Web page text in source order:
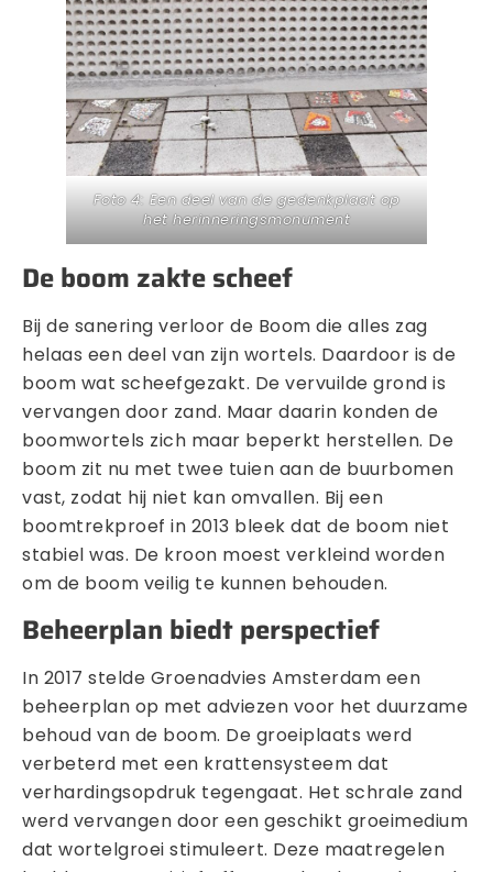
Foto 4: Een deel van de gedenkplaat op
het herinneringsmonument
De boom zakte scheef
Bij de sanering verloor de Boom die alles zag
helaas een deel van zijn wortels. Daardoor is de
boom wat scheefgezakt. De vervuilde grond is
vervangen door zand. Maar daarin konden de
boomwortels zich maar beperkt herstellen. De
boom zit nu met twee tuien aan de buurbomen
vast, zodat hij niet kan omvallen. Bij een
boomtrekproef in 2013 bleek dat de boom niet
stabiel was. De kroon moest verkleind worden
om de boom veilig te kunnen behouden.
Beheerplan biedt perspectief
In 2017 stelde Groenadvies Amsterdam een
beheerplan op met adviezen voor het duurzame
behoud van de boom. De groeiplaats werd
verbeterd met een krattensysteem dat
verhardingsopdruk tegengaat. Het schrale zand
werd vervangen door een geschikt groeimedium
dat wortelgroei stimuleert. Deze maatregelen